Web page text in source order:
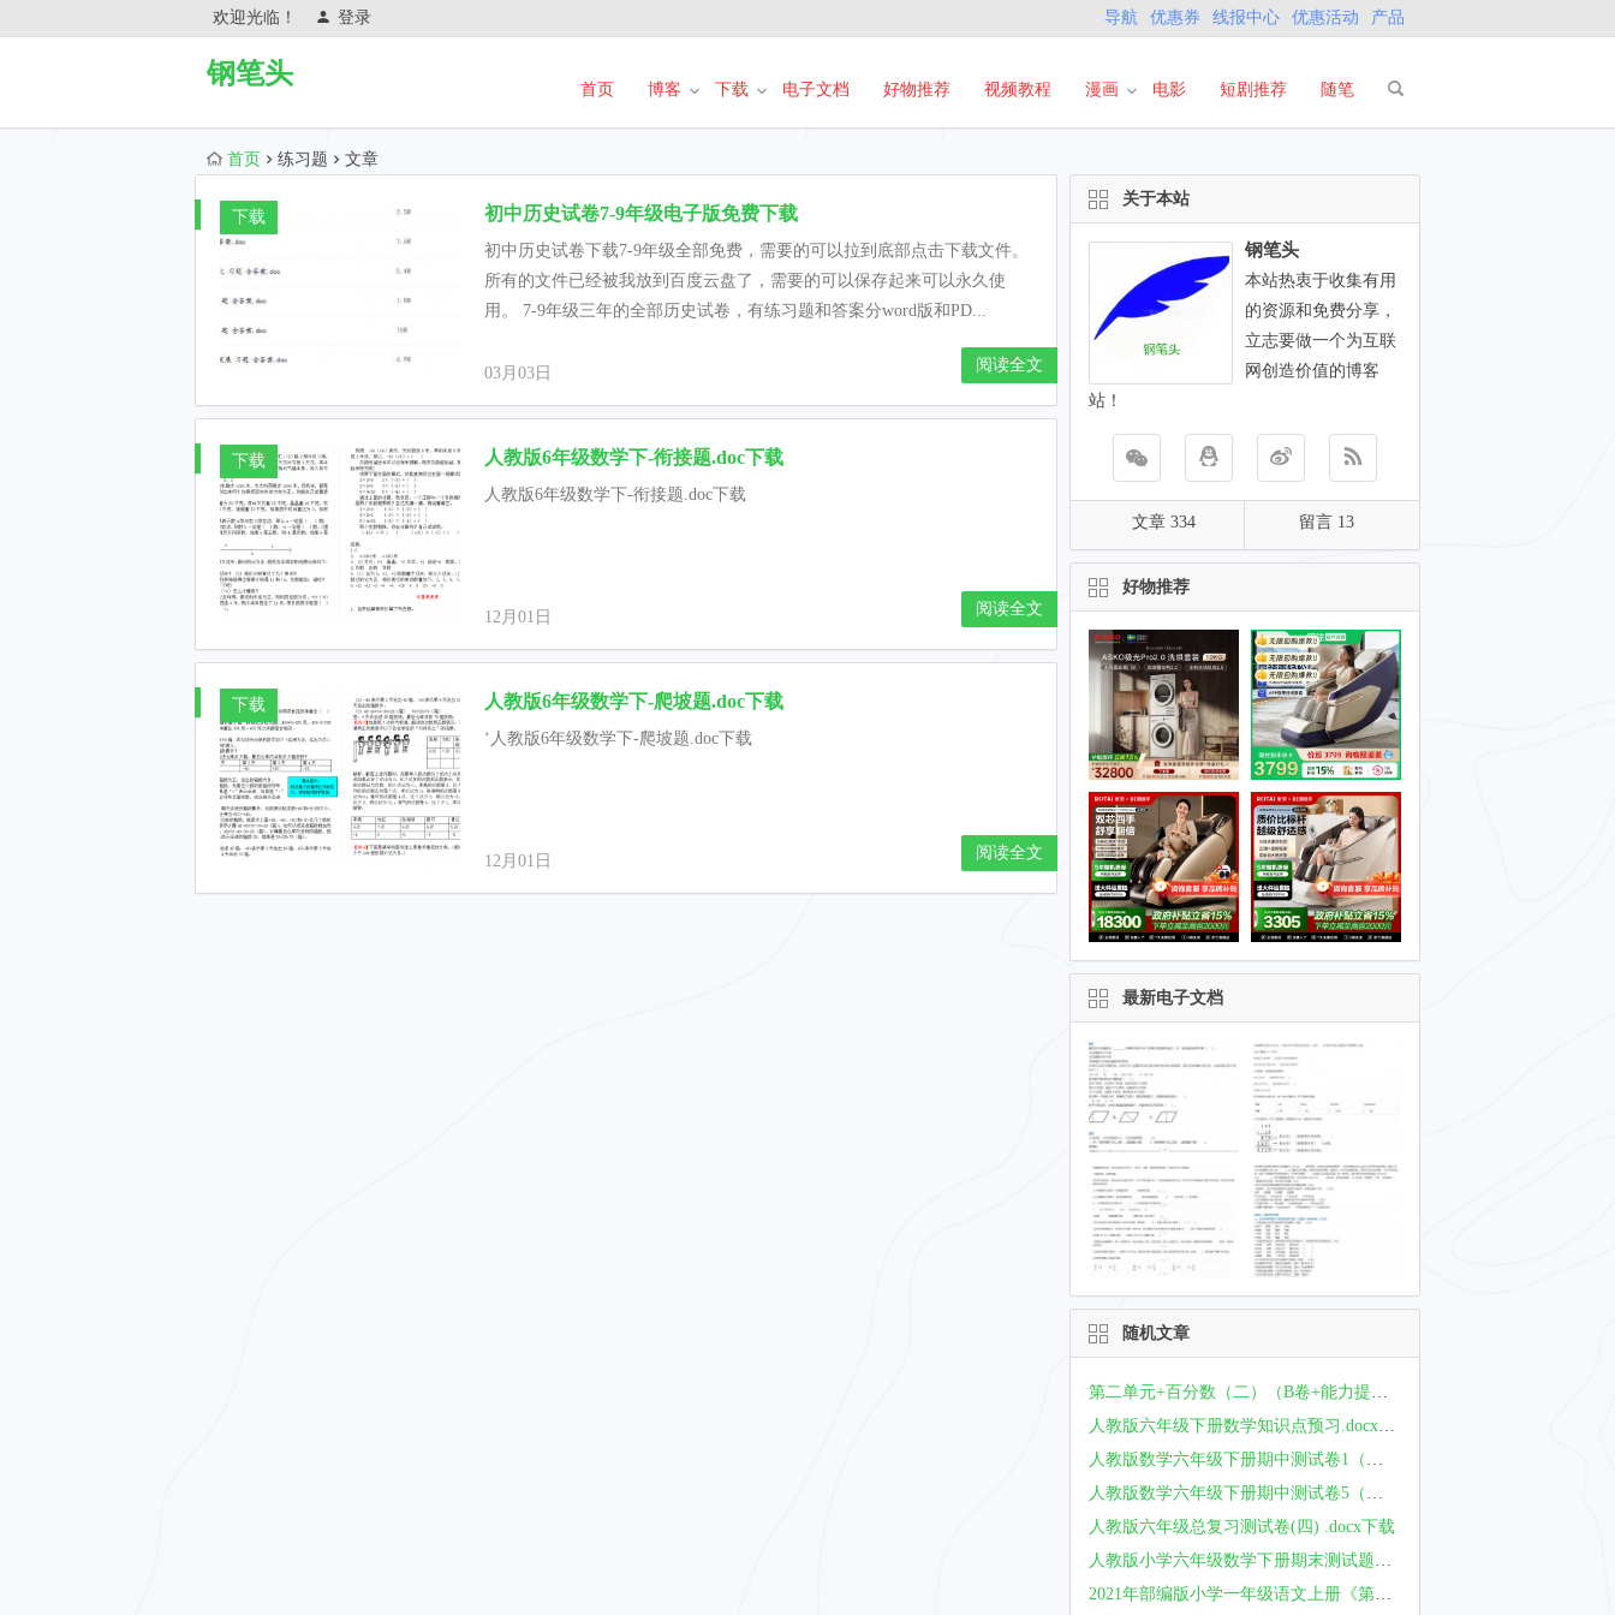
欢迎光临！ 登录 导航 优惠券 线报中心 优惠活动 产品
钢笔头
首页 博客 下载 电子文档 好物推荐 视频教程 漫画 电影 短剧推荐 随笔
首页 练习题 文章
下载 初中历史试卷7-9年级电子版免费下载
初中历史试卷下载7-9年级全部免费，需要的可以拉到底部点击下载文件。
所有的文件已经被我放到百度云盘了，需要的可以保存起来可以永久使
用。 7-9年级三年的全部历史试卷，有练习题和答案分word版和PD...
03月03日 阅读全文
下载 人教版6年级数学下-衔接题.doc下载
人教版6年级数学下-衔接题.doc下载
12月01日 阅读全文
下载 人教版6年级数学下-爬坡题.doc下载
‘人教版6年级数学下-爬坡题.doc下载
12月01日 阅读全文
关于本站
钢笔头
本站热衷于收集有用
的资源和免费分享，
立志要做一个为互联
网创造价值的博客
站！
文章 334 留言 13
好物推荐
最新电子文档
随机文章
第二单元+百分数（二）（B卷+能力提升练）-2022-2023年六年级下册数学单元AB卷（人教版）_new.docx下载
人教版六年级下册数学知识点预习.docx下载
人教版数学六年级下册期中测试卷1（附答案）.docx下载
人教版数学六年级下册期中测试卷5（附答案）.docx下载
人教版六年级总复习测试卷(四) .docx下载
人教版小学六年级数学下册期末测试题及答案.doc下载
2021年部编版小学一年级语文上册《第七单元》测试试卷及答案下载